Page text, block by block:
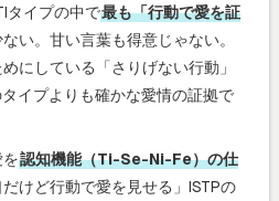
タイプの中で最も「行動で愛を証
い。甘い言葉も得意じゃない。
にしている「さりげない行動」
イプよりも確かな愛情の証拠で
認知機能（Ti-Se-Ni-Fe）の仕
けど行動で愛を見せる」ISTPの